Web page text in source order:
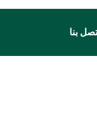
بنا